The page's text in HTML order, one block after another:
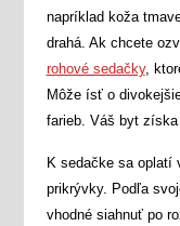
napríklad koža
drahá. Ak chcete
rohové sedačky,
Môže ísť o
farieb. Váš byt
K sedačke sa oplatí
prikrývky. Podľa
vhodné siahnuť po